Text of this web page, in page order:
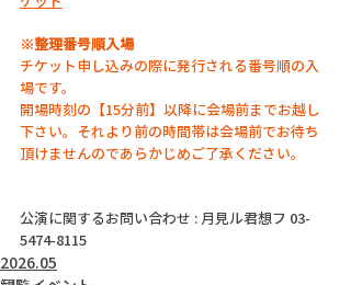
※整理番号順入場
チケット申し込みの際に発行される番号順の入
場です。
開場時刻の【15分前】以降に会場前までお越し
下さい。それより前の時間帯は会場前でお待ち
頂けませんのであらかじめご了承ください。
公演に関するお問い合わせ : 月見ル君想フ 03-
5474-8115
2026.05